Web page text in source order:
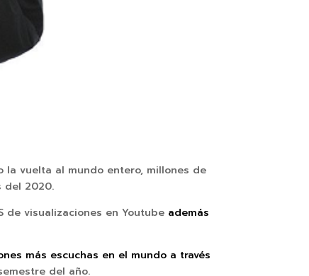
la vuelta al mundo entero, millones de
del 2020.
de visualizaciones en Youtube además
más escuchas en el mundo a través
del año.